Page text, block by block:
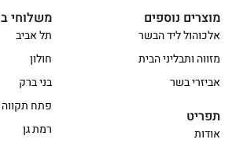
משלוחי
תל אביב
חולון
בני ברק
פתח תקווה
רמת גן
מוצרים נוספים
אלכוהול ליד הבשר
מזווה ותבליני הבית
אביזרי בשר
תפריט
אודות